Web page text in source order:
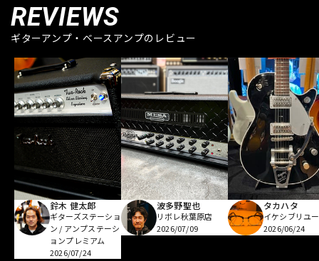
REVIEWS
ギターアンプ・ベースアンプのレビュー
鈴木 健太郎
ギターズステーショ
ン / アンプステーシ
ョンプレミアム
2026/07/24
波多野聖也
リボレ秋葉原店
2026/07/09
タカハタ
イケシブリユ
2026/06/24